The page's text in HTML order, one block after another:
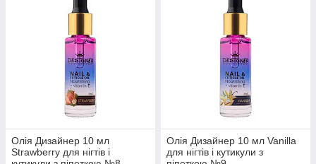
Олія Дизайнер 10 мл
Strawberry для нігтів і
Олія Дизайнер 10 мл Vanilla
для нігтів і кутикули з